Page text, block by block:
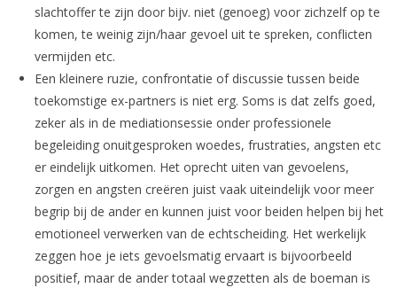
slachtoffer te zijn door bijv. niet (genoeg) voor zichzelf op te
komen, te weinig zijn/haar gevoel uit te spreken, conflicten
vermijden etc.
Een kleinere ruzie, confrontatie of discussie tussen beide
toekomstige ex-partners is niet erg. Soms is dat zelfs goed,
zeker als in de mediationsessie onder professionele
begeleiding onuitgesproken woedes, frustraties, angsten etc
er eindelijk uitkomen. Het oprecht uiten van gevoelens,
zorgen en angsten creëren juist vaak uiteindelijk voor meer
begrip bij de ander en kunnen juist voor beiden helpen bij het
emotioneel verwerken van de echtscheiding. Het werkelijk
zeggen hoe je iets gevoelsmatig ervaart is bijvoorbeeld
positief, maar de ander totaal wegzetten als de boeman is